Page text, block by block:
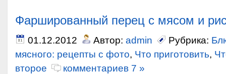
Фаршированный перец с мясом и
01.12.2012 Автор: admin Рубрика:
мясного: рецепты с фото, Что приготовить,
второе
комментариев 7 »